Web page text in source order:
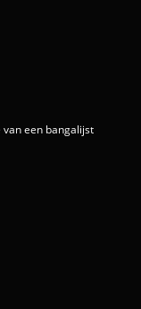
een bangalijst